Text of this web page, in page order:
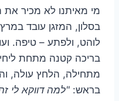
מי מאיתנו לא מכיר
בסלון, המזגן עובד
לוהט, ולפתע – טיפה.
בריכה קטנה מתחת
מתחילה, הלחץ עולה,
בראש: "למה דווקא לי